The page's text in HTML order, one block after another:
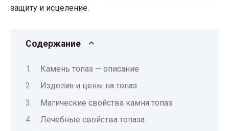
защиту и исцеление.
Содержание
Камень топаз — описание
Изделия и цены на топаз
Магические свойства камня топаз
Лечебные свойства топаза